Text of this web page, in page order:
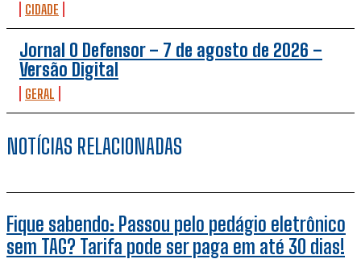
CIDADE
Jornal O Defensor – 7 de agosto de 2026 –
Versão Digital
GERAL
NOTÍCIAS RELACIONADAS
Fique sabendo: Passou pelo pedágio eletrônico
sem TAG? Tarifa pode ser paga em até 30 dias!